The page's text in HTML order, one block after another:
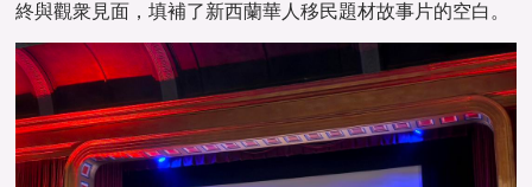
終與觀衆見面，填補了新西蘭華人移民題材故事片的空白。